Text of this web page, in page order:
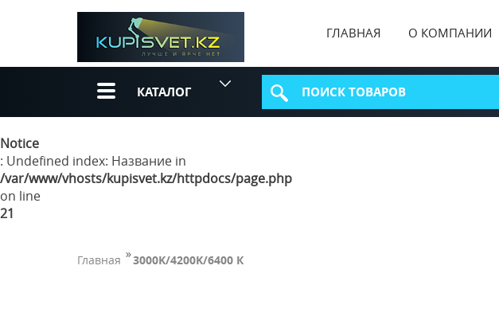
Notice
: Undefined index: Название in
/var/www/vhosts/kupisvet.kz/httpdocs/page.php
on line
21
ГЛАВНАЯ О КОМПАНИИ
КАТАЛОГ
Главная 3000K/4200K/6400 К